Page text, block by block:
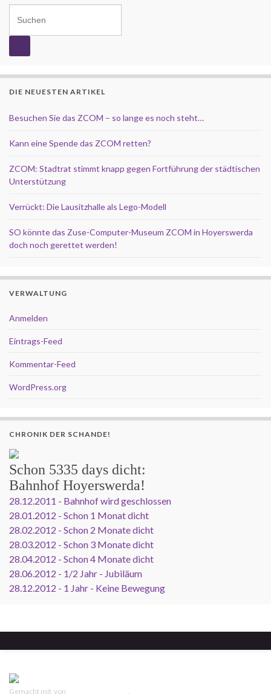
DIE NEUESTEN ARTIKEL
Besuchen Sie das ZCOM – so lange es noch steht…
Kann eine Spende das ZCOM retten?
ZCOM: Stadtrat stimmt knapp gegen Fortführung der städtischen
Unterstützung
Verrückt: Die Lausitzhalle als Lego-Modell
SO könnte das Zuse-Computer-Museum ZCOM in Hoyerswerda
doch noch gerettet werden!
VERWALTUNG
Anmelden
Eintrags-Feed
Kommentar-Feed
WordPress.org
CHRONIK DER SCHANDE!
Schon 5335 days dicht:
Bahnhof Hoyerswerda!
28.12.2011 - Bahnhof wird geschlossen
28.01.2012 - Schon 1 Monat dicht
28.02.2012 - Schon 2 Monate dicht
28.03.2012 - Schon 3 Monate dicht
28.04.2012 - Schon 4 Monate dicht
28.06.2012 - 1/2 Jahr - Jubiläum
28.12.2012 - 1 Jahr - Keine Bewegung
Gemacht mit von .